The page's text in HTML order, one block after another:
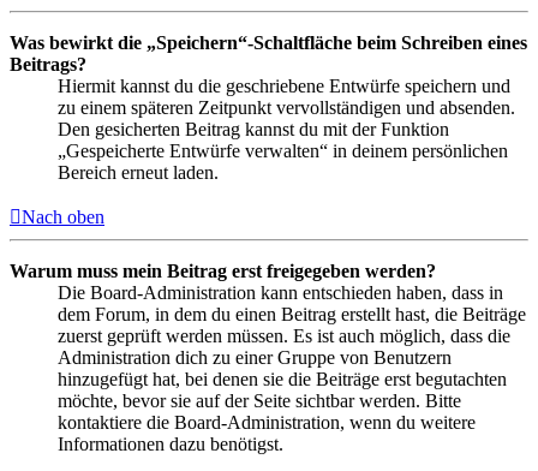
Was bewirkt die „Speichern“-Schaltfläche beim Schreiben eines
Beitrags?
Hiermit kannst du die geschriebene Entwürfe speichern und
zu einem späteren Zeitpunkt vervollständigen und absenden.
Den gesicherten Beitrag kannst du mit der Funktion
„Gespeicherte Entwürfe verwalten“ in deinem persönlichen
Bereich erneut laden.
Nach oben
Warum muss mein Beitrag erst freigegeben werden?
Die Board-Administration kann entschieden haben, dass in
dem Forum, in dem du einen Beitrag erstellt hast, die Beiträge
zuerst geprüft werden müssen. Es ist auch möglich, dass die
Administration dich zu einer Gruppe von Benutzern
hinzugefügt hat, bei denen sie die Beiträge erst begutachten
möchte, bevor sie auf der Seite sichtbar werden. Bitte
kontaktiere die Board-Administration, wenn du weitere
Informationen dazu benötigst.